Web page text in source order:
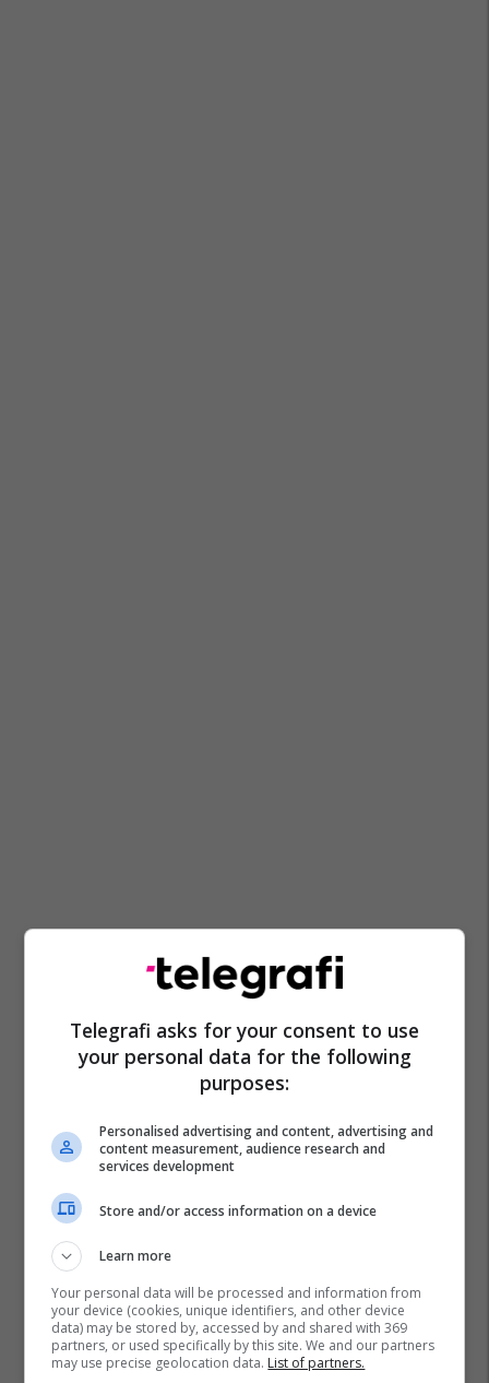
Transferimet Barcelona
Premier League
Hector Bellerin
Arsenal
Telegrafi asks for your consent to use
your personal data for the following
purposes:
Personalised advertising and content, advertising and
content measurement, audience research and
services development
Store and/or access information on a device
Learn more
Your personal data will be processed and information from
your device (cookies, unique identifiers, and other device
data) may be stored by, accessed by and shared with 369
partners, or used specifically by this site. We and our partners
may use precise geolocation data. List of partners.